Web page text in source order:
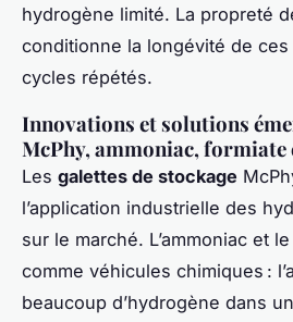
hydrogène limité. La propreté
conditionne la longévité de
cycles répétés.
Innovations et solutions
McPhy, ammoniac, formiate
Les galettes de stockage
l’application industrielle des
sur le marché. L’ammoniac et
comme véhicules chimiques :
beaucoup d’hydrogène dans